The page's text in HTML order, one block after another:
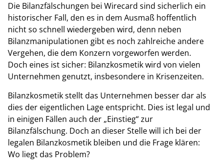
Die Bilanzfälschungen bei Wirecard sind sicherlich ein
historischer Fall, den es in dem Ausmaß hoffentlich
nicht so schnell wiedergeben wird, denn neben
Bilanzmanipulationen gibt es noch zahlreiche andere
Vergehen, die dem Konzern vorgeworfen werden.
Doch eines ist sicher: Bilanzkosmetik wird von vielen
Unternehmen genutzt, insbesondere in Krisenzeiten.
Bilanzkosmetik stellt das Unternehmen besser dar als
dies der eigentlichen Lage entspricht. Dies ist legal und
in einigen Fällen auch der „Einstieg“ zur
Bilanzfälschung. Doch an dieser Stelle will ich bei der
legalen Bilanzkosmetik bleiben und die Frage klären:
Wo liegt das Problem?